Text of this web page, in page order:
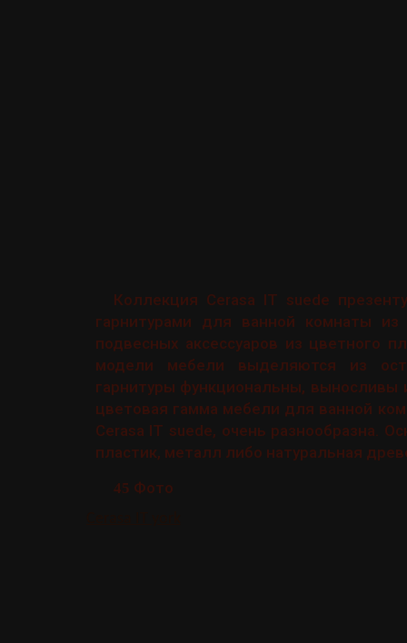
Коллекция Cerasa IT suede
гарнитурами для ванной комнаты
подвесных аксессуаров из цветного
модели мебели выделяются из
гарнитуры функциональны,
цветовая гамма мебели для ванной
Cerasa IT suede, очень разнообразна.
пластик, металл либо натуральная
45 Фото